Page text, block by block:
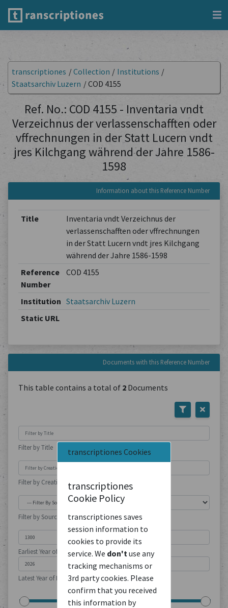
transcriptiones Cookies
transcriptiones
Cookie Policy
transcriptiones saves
session information to
cookies to provide its
service. We don't use any
tracking mechanisms or
3rd party cookies. Please
confirm that you received
this information by
transcriptiones /Collection / Institutions /
Staatsarchiv Luzern /COD 4155
Ref. No.: COD 4155 - Inventaria vndt
Verzeichnus der verlassenschafften oder
vffrechnungen in der Statt Lucern vndt
jres Kilchgang während der Jahre 1586-
1598
Information about this Reference Number
Title
Inventaria vndt Verzeichnus der
verlassenschafften oder vffrechnungen
in der Statt Lucern vndt jres Kilchgang
während der Jahre 1586-1598
Reference
Number
COD 4155
Institution Staatsarchiv Luzern
Static URL
Documents with this Reference Number
This table contains a total of 2 Documents
Filter by Title
Filter by Creation Location
Filter by Source Type
Earliest Year of Publication
Latest Year of Publication